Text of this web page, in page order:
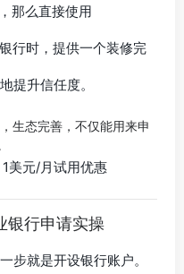
那么直接使用
行时，提供一个装修完
提升信任度。
生态完善，不仅能用来申
美元/月试用优惠
银行申请实操
步就是开设银行账户。